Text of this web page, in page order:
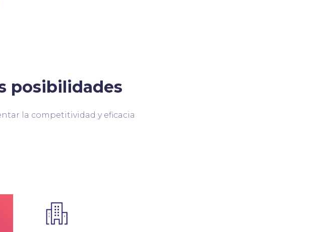
posibilidades
la competitividad y eficacia